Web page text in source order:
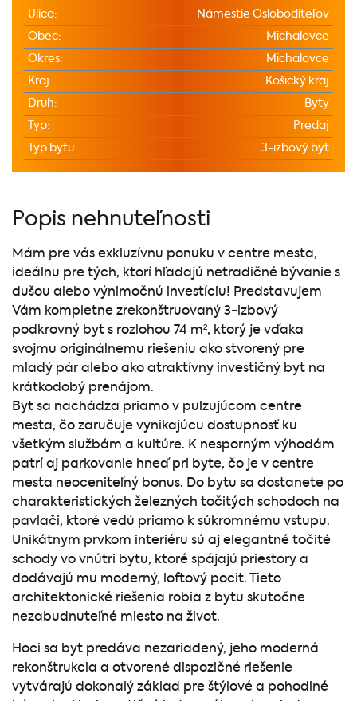
Ulica:
Námestie Osloboditeľov
Obec:
Michalovce
Okres:
Michalovce
Kraj:
Košický kraj
Druh:
Byty
Typ:
Predaj
Typ bytu:
3-izbový byt
Popis nehnuteľnosti
Mám pre vás exkluzívnu ponuku v centre mesta,
ideálnu pre tých, ktorí hľadajú netradičné bývanie s
dušou alebo výnimočnú investíciu! Predstavujem
Vám kompletne zrekonštruovaný 3-izbový
podkrovný byt s rozlohou 74 m², ktorý je vďaka
svojmu originálnemu riešeniu ako stvorený pre
mladý pár alebo ako atraktívny investičný byt na
krátkodobý prenájom.
Byt sa nachádza priamo v pulzujúcom centre
mesta, čo zaručuje vynikajúcu dostupnosť ku
všetkým službám a kultúre. K nesporným výhodám
patrí aj parkovanie hneď pri byte, čo je v centre
mesta neoceniteľný bonus. Do bytu sa dostanete po
charakteristických železných točitých schodoch na
pavlači, ktoré vedú priamo k súkromnému vstupu.
Unikátnym prvkom interiéru sú aj elegantné točité
schody vo vnútri bytu, ktoré spájajú priestory a
dodávajú mu moderný, loftový pocit. Tieto
architektonické riešenia robia z bytu skutočne
nezabudnuteľné miesto na život.
Hoci sa byt predáva nezariadený, jeho moderná
rekonštrukcia a otvorené dispozičné riešenie
vytvárajú dokonalý základ pre štýlové a pohodlné